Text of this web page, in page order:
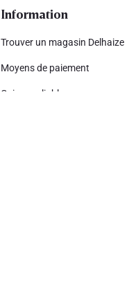
Information
Trouver un magasin Delhaize
Moyens de paiement
Caisses pliables